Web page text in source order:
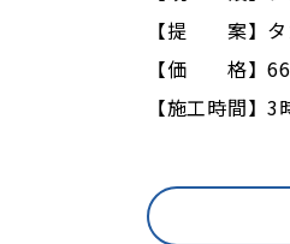
【提 案】タ
【価 格】
【施工時間】3